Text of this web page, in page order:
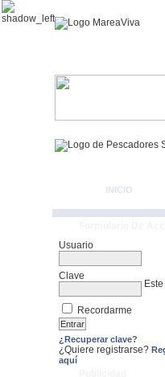
INICIO
Usuario
Clave
Recordarme
¿Recuperar clave?
¿Quiere registrarse?
aquí